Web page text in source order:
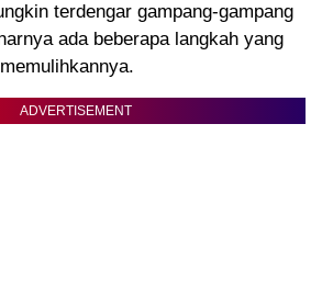
terdengar gampang-gampang
ada beberapa langkah yang
ADVERTISEMENT